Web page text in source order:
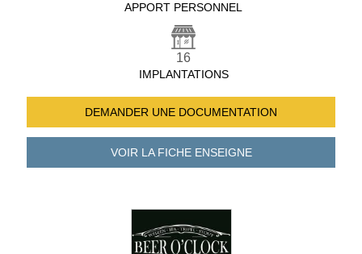
APPORT PERSONNEL
16
IMPLANTATIONS
DEMANDER UNE DOCUMENTATION
VOIR LA FICHEENSEIGNE